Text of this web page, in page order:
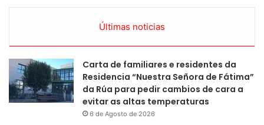
Últimas noticias
Carta de familiares e residentes da
Residencia “Nuestra Señora de Fátima”
da Rúa para pedir cambios de cara a
evitar as altas temperaturas
6 de Agosto de 2026